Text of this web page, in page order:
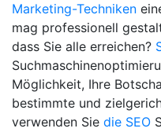
Marketing-Techniken
mag professionell
dass Sie alle erreichen?
Möglichkeit, Ihre
bestimmte und
verwenden Sie die SEO